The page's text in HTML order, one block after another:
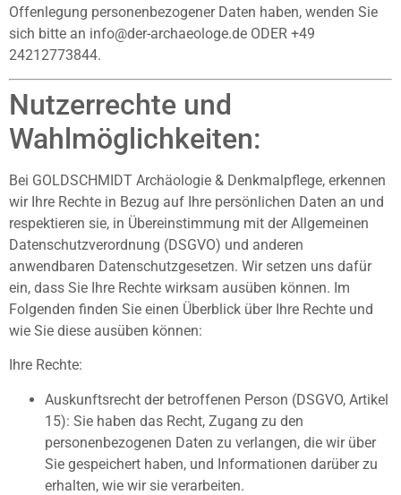
Offenlegung personenbezogener Daten haben, wenden Sie
sich bitte an info@der-archaeologe.de ODER +49
24212773844.
Nutzerrechte und
Wahlmöglichkeiten:
Bei GOLDSCHMIDT Archäologie & Denkmalpflege, erkennen
wir Ihre Rechte in Bezug auf Ihre persönlichen Daten an und
respektieren sie, in Übereinstimmung mit der Allgemeinen
Datenschutzverordnung (DSGVO) und anderen
anwendbaren Datenschutzgesetzen. Wir setzen uns dafür
ein, dass Sie Ihre Rechte wirksam ausüben können. Im
Folgenden finden Sie einen Überblick über Ihre Rechte und
wie Sie diese ausüben können:
Ihre Rechte:
Auskunftsrecht der betroffenen Person (DSGVO, Artikel
15): Sie haben das Recht, Zugang zu den
personenbezogenen Daten zu verlangen, die wir über
Sie gespeichert haben, und Informationen darüber zu
erhalten, wie wir sie verarbeiten.